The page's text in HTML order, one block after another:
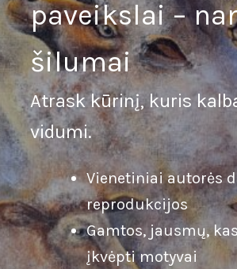
paveikslai –
šilumai
Atrask kūrinį, kuris
vidumi.
Vienetiniai autorės
reprodukcijos
Gamtos, jausmų,
įkvėpti motyvai